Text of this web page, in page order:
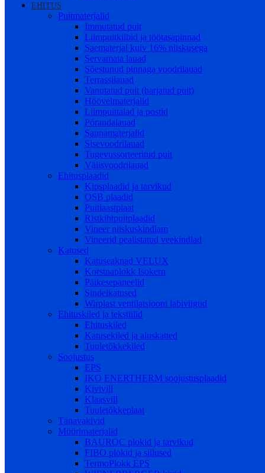
EHITUS
Puitmaterjalid
Immutatud puit
Liimpuitkilbid ja töötasapinnad
Saematerjal kuiv 16% niiskusega
Servamata lauad
Sõestunud pinnaga voodrilauad
Terrassilauad
Vanutatud puit (harjatud puit)
Höövelmaterjalid
Liimpuittalad ja postid
Põrandalauad
Saunamaterjalid
Sisevoodrilauad
Tugevussorteeritud puit
Välisvoodrilauad
Ehitusplaadid
Kipsplaadid ja tarvikud
OSB plaadid
Puitlaastplaat
Ristkihtpuitplaadid
Vineer niiskuskindlam
Vineerid pealistatud veekindlad
Katused
Katuseaknad VELUX
Korstnaplokk Isokern
Päikesepaneelid
Sindelkatused
Wirplast ventilatsiooni labiviigud
Ehituskiled ja tekstiilid
Ehituskiled
Katusekiled ja aluskatted
Tuuletõkkekiled
Soojustus
EPS
IKO ENERTHERM soojustusplaadid
Kivivill
Klaasvill
Tuuletõkkeplaat
Tänavakivid
Müürimaterjalid
BAUROC plokid ja tarvikud
FIBO plokid ja sillused
TermoPlokk EPS